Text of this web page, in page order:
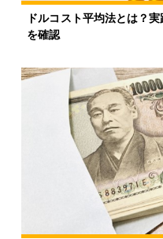
ドルコスト平均法とは？
を確認